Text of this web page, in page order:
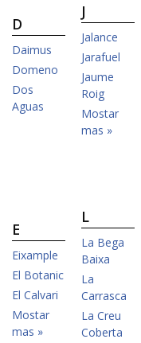
D
Daimus
Domeno
Dos
Aguas
E
Eixample
El Botanic
El Calvari
Mostar
mas »
J
Jalance
Jarafuel
Jaume
Roig
Mostar
mas »
L
La Bega
Baixa
La
Carrasca
La Creu
Coberta